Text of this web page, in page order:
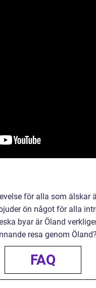
för alla som älskar
ön något för alla
byar är Öland
resa genom
FAQ